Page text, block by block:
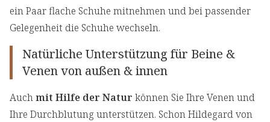
ein Paar flache Schuhe mitnehmen und bei passender
Gelegenheit die Schuhe wechseln.
Natürliche Unterstützung für Beine &
Venen von außen & innen
Auchmit Hilfe der Natur können Sie Ihre Venen und
Ihre Durchblutung unterstützen. Schon Hildegard von